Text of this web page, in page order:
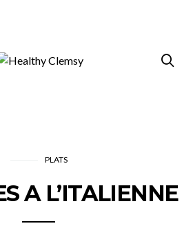
PLATS
A L’ITALIENNE